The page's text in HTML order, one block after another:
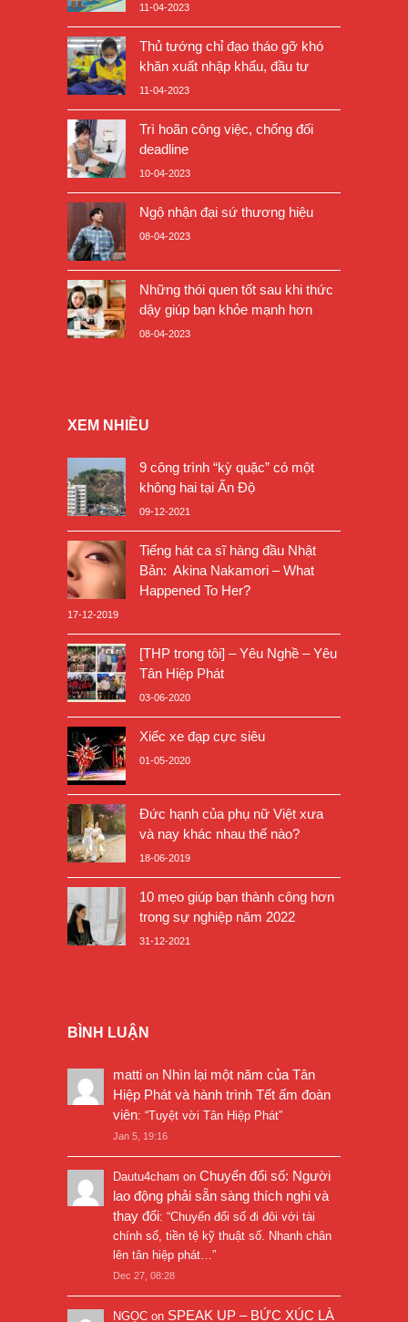
11-04-2023
Thủ tướng chỉ đạo tháo gỡ khó
khăn xuất nhập khẩu, đầu tư
11-04-2023
Trì hoãn công việc, chống đối
deadline
10-04-2023
Ngộ nhận đại sứ thương hiệu
08-04-2023
Những thói quen tốt sau khi thức
dậy giúp bạn khỏe mạnh hơn
08-04-2023
XEM NHIỀU
9 công trình “kỳ quặc” có một
không hai tại Ấn Độ
09-12-2021
Tiếng hát ca sĩ hàng đầu Nhật
Bản: Akina Nakamori – What
Happened To Her?
17-12-2019
[THP trong tôi] – Yêu Nghề – Yêu
Tân Hiệp Phát
03-06-2020
Xiếc xe đạp cực siêu
01-05-2020
Đức hạnh của phụ nữ Việt xưa
và nay khác nhau thế nào?
18-06-2019
10 mẹo giúp bạn thành công hơn
trong sự nghiệp năm 2022
31-12-2021
BÌNH LUẬN
matti on Nhìn lại một năm của Tân
Hiệp Phát và hành trình Tết ấm đoàn
viên: “Tuyệt vời Tân Hiệp Phát”
Jan 5, 19:16
Dautu4cham on Chuyển đổi số: Người
lao động phải sẵn sàng thích nghi và
thay đổi: “Chuyển đổi số đi đôi với tài
chính số, tiền tệ kỹ thuật số. Nhanh chân
lên tân hiệp phát… ”
Dec 27, 08:28
NGỌC on SPEAK UP – BỨC XÚC LÀ